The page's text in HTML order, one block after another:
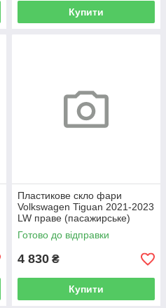
Купити
Пластикове скло фари
Volkswagen Tiguan 2021-2023
LW праве (пасажирське)
Готово до відправки
4 830 ₴
Купити